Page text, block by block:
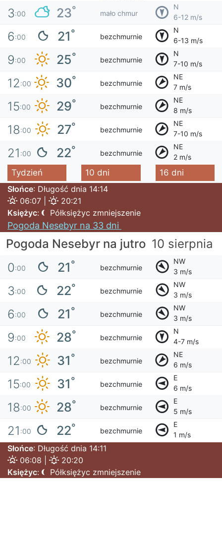
3:00 23° mało chmur
N
6-12 m/s
6:00 21° bezchmurnie
N
6-13 m/s
9:00 25° bezchmurnie
N
7-10 m/s
12:00 30° bezchmurnie
NE
7 m/s
15:00 29° bezchmurnie
NE
8 m/s
18:00 27° bezchmurnie
NE
7-10 m/s
21 :00 22° bezchmurnie
NE
2 m/s
Tydzień 10 dni
16 dni
Słońce: Długość dnia 14:14
06:07 |
20:21
Księżyc: Półksiężyc zmniejszenie
Pogoda Nesebyr na 33 dni
Pogoda Nesebyr na jutro 10 sierpnia
0:00 21° bezchmurnie
NW
3 m/s
3:00 22° bezchmurnie
NW
3 m/s
6:00 21° bezchmurnie
NW
3 m/s
9:00 28° bezchmurnie
N
4-7 m/s
12:00 31° bezchmurnie
NE
6 m/s
15:00 31° bezchmurnie
E
6 m/s
18:00 28° bezchmurnie
E
5 m/s
21 :00 22° bezchmurnie
E
1 m/s
Słońce: Długość dnia 14:11
06:08 |
20:20
Księżyc: Półksiężyc zmniejszenie